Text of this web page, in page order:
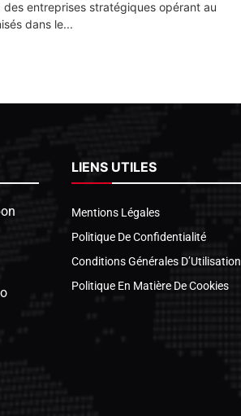
entreprises stratégiques opérant au
dans le...
LIENS UTILES
Mentions Légales
Politique De Confidentialité
Conditions Générales D’Utilisation
Politique En Matière De Cookies